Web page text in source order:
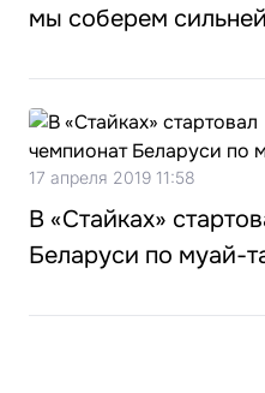
мы соберем
17 апреля 2019 11:58
В «Стайках»
Беларуси по муай-